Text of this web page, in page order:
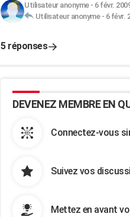
Utilisateur anonyme- 6 févr.
Utilisateur anonyme- 6 févr.
5 réponses
DEVENEZ MEMBRE EN
Connectez-vous
Suivez vos
Mettez en avant